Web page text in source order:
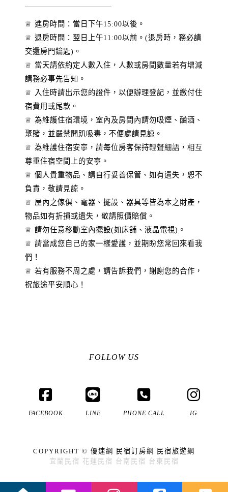
♕ 進房時間：當日下午15:00以後。
♕ 退房時間：翌日上午11:00以前。(退房時，務必請
交還房門鑰匙)。
♕ 當天請依約定人數入住，人數或房間數量若有增減
請務必事先告知。
♕ 入住時請出示您的證件，以便辦理登記，並繳付住
宿費用或尾款。
♕ 為維護住宿環境，室內及房間內請勿吸煙、酗酒、
聚賭，並嚴禁開趴吸毒，不便處請見諒。
♕ 為維護住宿安寧，請每位房客保持輕聲細語，相互
尊重住宿空間上的安寧。
♕ 個人貴重物品、請自行妥善保管、如有遺失，恕不
負責，敬請見諒。
♕ 屋內之傢俱、電器、擺設、器具等皆為本之財產，
物品如有折損或遺失，敬請照價賠償。
♕ 請勿任意移動室內擺設(如床舖、液晶電視)。
♕ 請當成您自己的家一樣愛護，並期盼您常回來看我
們！
♕ 若有服務不周之處，請告訴我們，謝謝您的合作，
祝旅途平安順心！
FOLLOW US
FACEBOOK LINE PHONE CALL IG
COPYRIGHT © 優速網 民宿訂房網
民宿旅遊網
宜蘭民宿 花蓮民宿 台南民宿 台東民宿